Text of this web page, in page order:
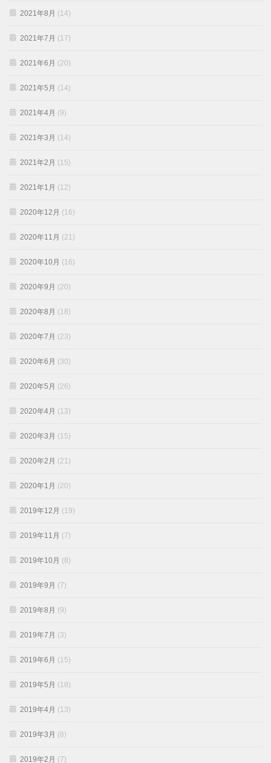
2021年8月 (14)
2021年7月 (17)
2021年6月 (20)
2021年5月 (14)
2021年4月 (9)
2021年3月 (14)
2021年2月 (15)
2021年1月 (12)
2020年12月 (16)
2020年11月 (21)
2020年10月 (16)
2020年9月 (20)
2020年8月 (18)
2020年7月 (23)
2020年6月 (30)
2020年5月 (26)
2020年4月 (13)
2020年3月 (15)
2020年2月 (21)
2020年1月 (20)
2019年12月 (19)
2019年11月 (7)
2019年10月 (8)
2019年9月 (7)
2019年8月 (9)
2019年7月 (3)
2019年6月 (15)
2019年5月 (18)
2019年4月 (13)
2019年3月 (8)
2019年2月 (7)